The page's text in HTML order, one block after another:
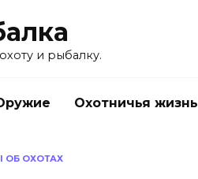
и рыбалку.
Охотничья жизнь
ОБ ОХОТАХ